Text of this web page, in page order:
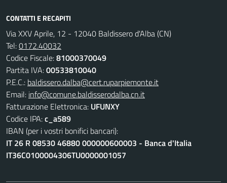
CONTATTI E RECAPITI
Via XXV Aprile, 12 - 12040 Baldissero d'Alba (CN)
Tel:0172.40032
Codice Fiscale:81000370049
Partita IVA:00533810040
P.E.C.: baldissero.dalba@cert.ruparpiemonte.it
Email: info@comune.baldisserodalba.cn.it
Fatturazione Elettronica: UFUNXY
Codice IPA:c_a589
IBAN (per i vostri bonifici bancari):
IT 26 R 08530 46880 000000600003 - Banca d'Italia
IT36C0100004306TU0000001057